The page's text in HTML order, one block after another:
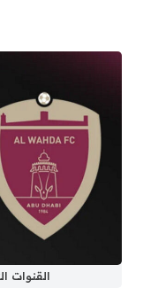
القنوات